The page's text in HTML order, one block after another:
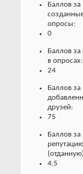
Баллов за
опросы:
0
Баллов за
в опросах:
24
Баллов за
друзей:
75
Баллов за
репутацию
4.5